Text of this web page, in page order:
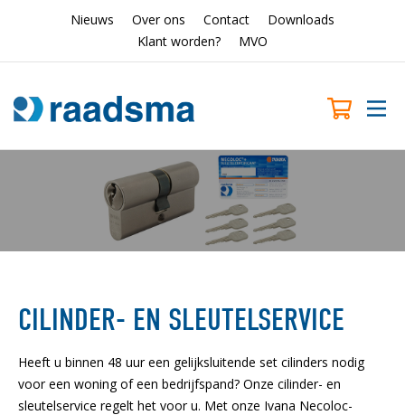
Nieuws Over ons Contact
Downloads
Klant worden?
MVO
CILINDER- EN SLEUTELSERVICE
Heeft u binnen 48 uur een gelijksluitende set cilinders nodig
voor een woning of een bedrijfspand? Onze cilinder- en
sleutelservice regelt het voor u. Met onze Ivana Necoloc-